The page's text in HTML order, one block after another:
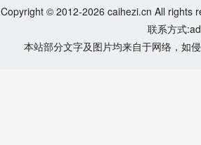
Copyright © 2012-2026 caihezi.cn All rights
联系方式
本站部分文字及图片均来自于网络，如